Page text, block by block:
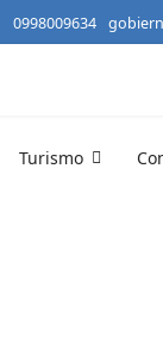
0998009634
Turismo